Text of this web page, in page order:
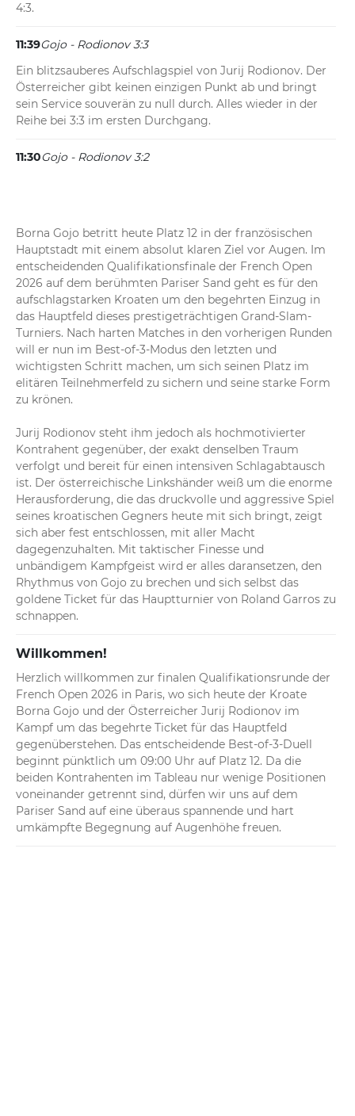
4:3.
11:39Gojo - Rodionov 3:3
Ein blitzsauberes Aufschlagspiel von Jurij Rodionov. Der
Österreicher gibt keinen einzigen Punkt ab und bringt
sein Service souverän zu null durch. Alles wieder in der
Reihe bei 3:3 im ersten Durchgang.
11:30Gojo - Rodionov 3:2
sich schließlich das umkämpfte Service und geht im
ersten Satz mit 3:2 in Führung.
11:25Gojo - Rodionov 2:2
Rodionov bringt sein Aufschlagspiel sicher durch und
gleicht im ersten Satz zum 2:2 aus. Ein Ass bei 15:0 ebnet
dem Österreicher den Weg, während Gojo nur einen
einzigen Punkt für sich verbuchen kann.
Borna Gojo betritt heute Platz 12 in der französischen
Hauptstadt mit einem absolut klaren Ziel vor Augen. Im
entscheidenden Qualifikationsfinale der French Open
2026 auf dem berühmten Pariser Sand geht es für den
aufschlagstarken Kroaten um den begehrten Einzug in
das Hauptfeld dieses prestigeträchtigen Grand-Slam-
Turniers. Nach harten Matches in den vorherigen Runden
will er nun im Best-of-3-Modus den letzten und
wichtigsten Schritt machen, um sich seinen Platz im
elitären Teilnehmerfeld zu sichern und seine starke Form
zu krönen.
Jurij Rodionov steht ihm jedoch als hochmotivierter
Kontrahent gegenüber, der exakt denselben Traum
verfolgt und bereit für einen intensiven Schlagabtausch
ist. Der österreichische Linkshänder weiß um die enorme
Herausforderung, die das druckvolle und aggressive Spiel
seines kroatischen Gegners heute mit sich bringt, zeigt
sich aber fest entschlossen, mit aller Macht
dagegenzuhalten. Mit taktischer Finesse und
unbändigem Kampfgeist wird er alles daransetzen, den
Rhythmus von Gojo zu brechen und sich selbst das
goldene Ticket für das Hauptturnier von Roland Garros zu
schnappen.
Willkommen!
Herzlich willkommen zur finalen Qualifikationsrunde der
French Open 2026 in Paris, wo sich heute der Kroate
Borna Gojo und der Österreicher Jurij Rodionov im
Kampf um das begehrte Ticket für das Hauptfeld
gegenüberstehen. Das entscheidende Best-of-3-Duell
beginnt pünktlich um 09:00 Uhr auf Platz 12. Da die
beiden Kontrahenten im Tableau nur wenige Positionen
voneinander getrennt sind, dürfen wir uns auf dem
Pariser Sand auf eine überaus spannende und hart
umkämpfte Begegnung auf Augenhöhe freuen.